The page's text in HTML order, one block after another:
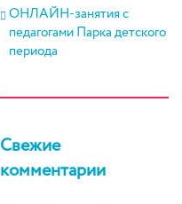
ОНЛАЙН-занятия с
педагогами Парка детского
периода
Свежие
комментарии